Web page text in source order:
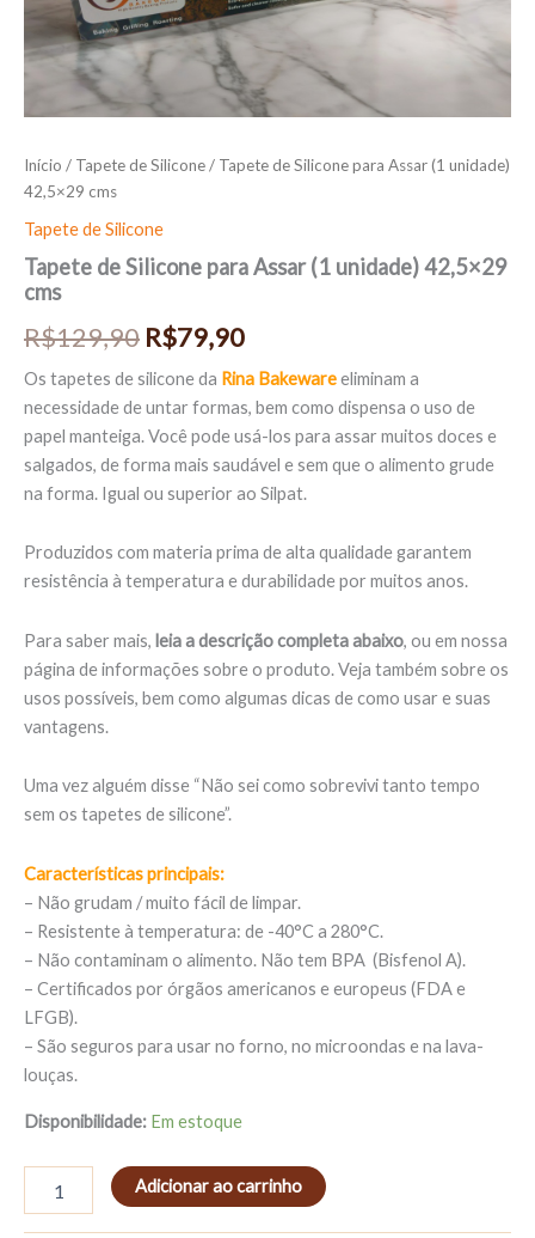
Início / Tapete de Silicone/ Tapete de Silicone para Assar (1 unidade)
42,5×29 cms
Tapete de Silicone
Tapete de Silicone para Assar (1 unidade) 42,5×29
cms
R$129,90 R$79,90
Os tapetes de silicone da Rina Bakewareeliminam a
necessidade de untar formas, bem como dispensa o uso de
papel manteiga. Você pode usá-los para assar muitos doces e
salgados, de forma mais saudável e sem que o alimento grude
na forma. Igual ou superior ao Silpat.
Produzidos com materia prima de alta qualidade garantem
resistência à temperatura e durabilidade por muitos anos.
Para saber mais, leia a descrição completa abaixo, ou em nossa
página de informações sobre o produto. Veja também sobre os
usos possíveis, bem como algumas dicas de como usar e suas
vantagens.
Uma vez alguém disse “Não sei como sobrevivi tanto tempo
sem os tapetes de silicone”.
Características principais:
– Não grudam / muito fácil de limpar.
– Resistente à temperatura: de -40°C a 280°C.
– Não contaminam o alimento. Não tem BPA (Bisfenol A).
– Certificados por órgãos americanos e europeus (FDA e
LFGB).
– São seguros para usar no forno, no microondas e na lava-
louças.
Disponibilidade: Em estoque
Adicionar ao carrinho